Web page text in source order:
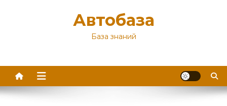
Автобаза
База знаний